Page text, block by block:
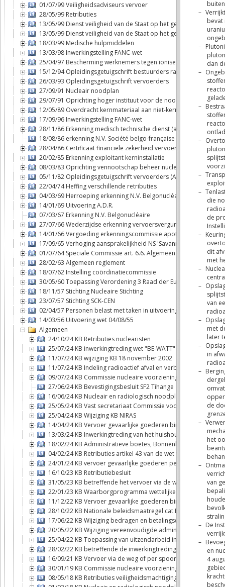
01/07/99 Veiligheidsadviseurs vervoer
28/05/99 Retributies
13/05/99 Dienst veiligheid van de Staat op het gebied van de
13/05/99 Dienst veiligheid van de Staat op het gebied van de
18/03/99 Medische hulpmiddelen
13/03/98 Inwerkingstelling FANC-wet
25/04/97 Bescherming werknemers tegen ioniserende stralingen
15/12/94 Opleidingsgetuigschrift bestuurders radioactieve
26/03/93 Opleidingsgetuigschrift vervoerders
27/09/91 Nucleair noodplan
29/07/91 Oprichting hoger instituut voor de noodplanning
12/05/89 Overdracht kernmateriaal aan niet-kernwapenstaten
17/09/96 Inwerkingstelling FANC-wet
28/11/86 Erkenning medisch technische dienst (art. 6bis, § 2,
18/08/86 erkenning N.V. Société belgo-française d'énergie
28/04/86 Certificaat financiële zekerheid vervoerders
20/02/85 Erkenning exploitant kerninstallatie
08/03/83 Oprichting vennootschap beheer nucleaire
05/11/82 Opleidingsgetuigschrift vervoerders (ADR)
22/04/74 Heffing verschillende retributies
04/03/69 Herroeping erkenning N.V. Belgonucléaire
14/01/69 Uitvoering A.D.R.
07/03/67 Erkenning N.V. Belgonucléaire
27/07/66 Wederzijdse erkenning vervoersvergunningen binnen
14/01/66 Vergoeding erkenningscommissie apothekers
17/09/65 Verhoging aansprakelijkheid NS 'Savannah'
01/07/64 Speciale Commissie art. 6.6. Algemeen reglement
28/02/63 Algemeen reglement
18/07/62 Instelling coördinatiecommissie
30/05/60 Toepassing Verordening 3 Raad der Europese
18/11/57 Stichting Nucleaire Stichting
23/07/57 Stichting SCK-CEN
02/04/57 Personen belast met taken in uitvoering van de wet 04/
14/03/56 Uitvoering wet 04/08/55
Algemeen
24/10/24 KB Retributies nuclearisten
25/07/24 KB inwerkingtreding wet "BE-WATT"
11/07/24 KB wijziging KB 18 november 2002
11/07/24 KB Indeling radioactief afval en verbruikte
09/07/24 KB Commissie nucleaire voorzieningen
27/06/24 KB Bevestigingsbesluit SF2 Tihange
16/06/24 KB Nucleair en radiologisch noodplan
25/05/24 KB Vast secretariaat Commissie voor nucleaire
25/04/24 KB Wijziging KB NIRAS
14/04/24 KB Vervoer gevaarlijke goederen binnenwateren
13/03/24 KB Inwerkingtreding van het huishoudelijk
18/02/24 KB Administratieve boetes, Bonnenboekje
04/02/24 KB Retributies artikel 43 van de wet van 11
24/01/24 KB vervoer gevaarlijke goederen per spoor
16/10/23 KB Retributiebesluit
31/05/23 KB betreffende het vervoer via de weg of per
22/01/23 KB Waarborgprogramma wettelijke
11/12/22 KB Vervoer gevaarlijke goederen binnenwateren
28/10/22 KB Nationale beleidsmaatregel cat B & C
17/06/22 KB Wijziging bedragen en betalingswijze retributies
20/05/22 KB Wijziging vereenvoudigde administratieve
25/04/22 KB Toepassing van uitzendarbeid in bepaalde
28/02/22 KB betreffende de inwerkingtreding van de wet van
16/09/21 KB Vervoer via de weg of per spoor van
30/01/19 KB Commissie nucleaire voorzieningen
08/05/18 KB Retributies veiligheidsmachtigingen, -attesten en